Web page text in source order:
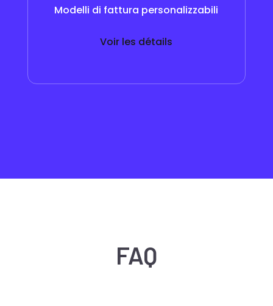
Modelli di fattura personalizzabili
Voir les détails
FAQ